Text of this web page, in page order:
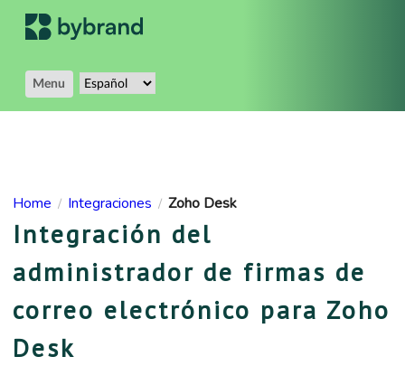
Menu
Home / Integraciones / Zoho Desk
Integración del
administrador de firmas de
correo electrónico para Zoho
Desk